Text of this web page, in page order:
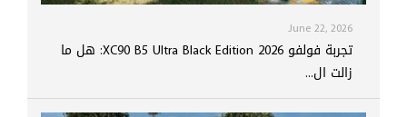
June 22, 2026
تجربة فولفو XC90 B5 Ultra Black Edition 2026: هل ما
زالت ال...